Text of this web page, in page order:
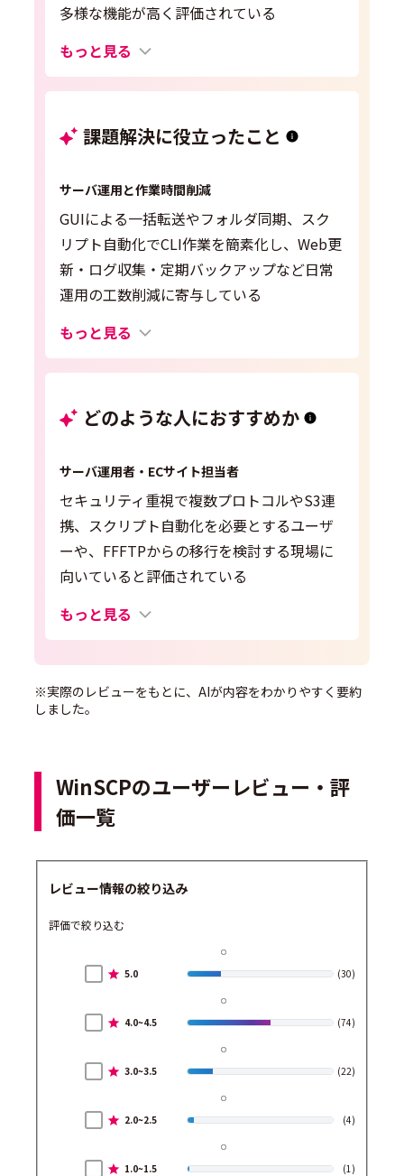
多様な機能が高く評価されている
もっと見る
課題解決に役立ったこと
サーバ運用と作業時間削減
GUIによる一括転送やフォルダ同期、スク
リプト自動化でCLI作業を簡素化し、Web更
新・ログ収集・定期バックアップなど日常
運用の工数削減に寄与している
もっと見る
どのような人におすすめか
サーバ運用者・ECサイト担当者
セキュリティ重視で複数プロトコルやS3連
携、スクリプト自動化を必要とするユーザ
ーや、FFFTPからの移行を検討する現場に
向いていると評価されている
もっと見る
※実際のレビューをもとに、AIが内容をわかりやすく要約
しました。
WinSCPのユーザーレビュー・評
価一覧
レビュー情報の絞り込み
評価で絞り込む
5.0 (30)
4.0~4.5 (74)
3.0~3.5 (22)
2.0~2.5 (4)
1.0~1.5 (1)